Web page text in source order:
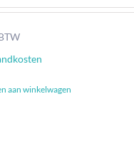
aan winkelwagen